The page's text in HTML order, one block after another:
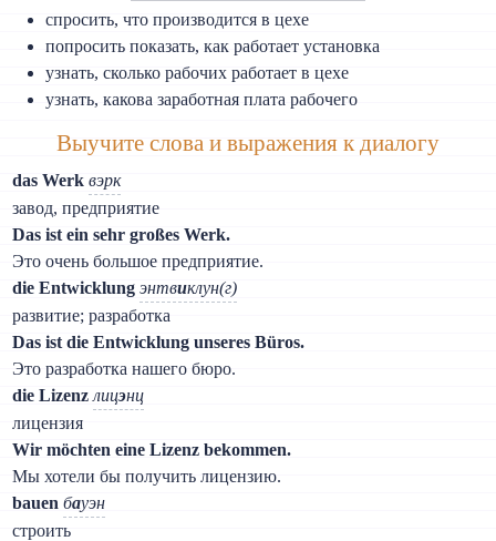
спросить, что производится в цехе
попросить показать, как работает установка
узнать, сколько рабочих работает в цехе
узнать, какова заработная плата рабочего
Выучите слова и выражения к диалогу
das Werk вэрк
завод, предприятие
Das ist ein sehr großes Werk.
Это очень большое предприятие.
die Entwicklung энтвиклун(г)
развитие; разработка
Das ist die Entwicklung unseres Büros.
Это разработка нашего бюро.
die Lizenz лицэнц
лицензия
Wir möchten eine Lizenz bekommen.
Мы хотели бы получить лицензию.
bauen бауэн
строить